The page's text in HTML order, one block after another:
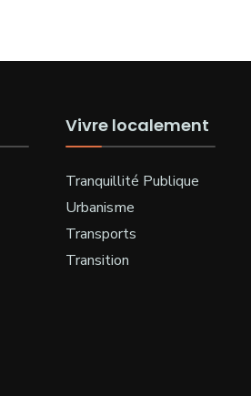
Vivre localement
Tranquillité Publique
Urbanisme
Transports
Transition